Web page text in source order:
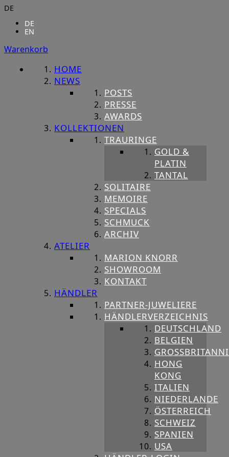
DE
DE
EN
Warenkorb
HOME
NEWS
POSTS
PRESSE
AWARDS
KOLLEKTIONEN
TRAURINGE
GOLD &
PLATIN
TANTAL
SOLITAIRE
MEMOIRE
SPECIALS
SCHMUCK
ARCHIV
ATELIER
MARION KNORR
SHOWROOM
KONTAKT
HÄNDLER
PARTNER-JUWELIERE
HÄNDLERVERZEICHNIS
DEUTSCHLAND
BELGIEN
HONG
KONG
ITALIEN
NIEDERLANDE
ÖSTERREICH
SCHWEIZ
SPANIEN
USA